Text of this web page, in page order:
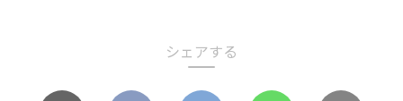
シェアする